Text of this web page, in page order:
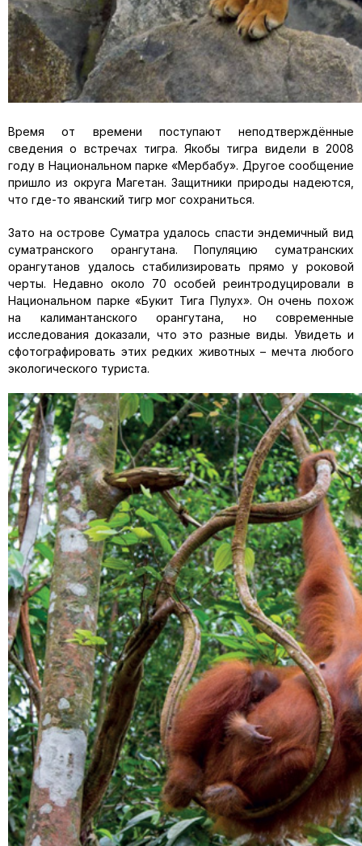
Время от времени поступают неподтверждённые
сведения о встречах тигра. Якобы тигра видели в 2008
году в Национальном парке «Мербабу». Другое сообщение
пришло из округа Магетан. Защитники природы надеются,
что где-то яванский тигр мог сохраниться.
Зато на острове Суматра удалось спасти эндемичный вид
суматранского орангутана. Популяцию суматранских
орангутанов удалось стабилизировать прямо у роковой
черты. Недавно около 70 особей реинтродуцировали в
Национальном парке «Букит Тига Пулух». Он очень похож
на калимантанского орангутана, но современные
исследования доказали, что это разные виды. Увидеть и
сфотографировать этих редких животных – мечта любого
экологического туриста.